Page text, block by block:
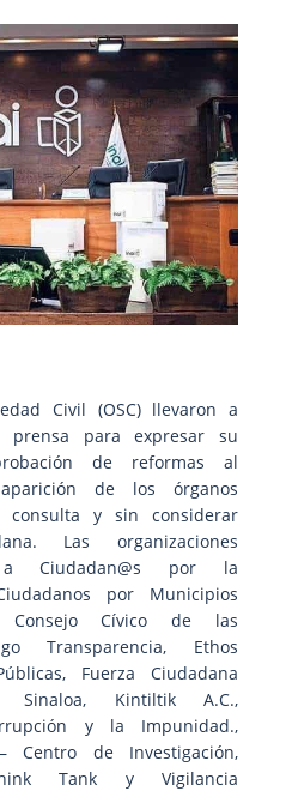
Civil (OSC) llevaron a
prensa para expresar su
de reformas al
de los órganos
y sin considerar
Las organizaciones
a Ciudadan@s por la
por Municipios
Consejo Cívico de las
Transparencia, Ethos
Fuerza Ciudadana
Sinaloa, Kintiltik A.C.,
y la Impunidad.,
Centro de Investigación,
Tank y Vigilancia